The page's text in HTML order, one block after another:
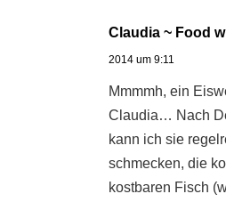
Claudia ~ Food
2014 um 9:11
Mmmmh, ein
Claudia… Nach
kann ich sie
schmecken, die
kostbaren Fisch